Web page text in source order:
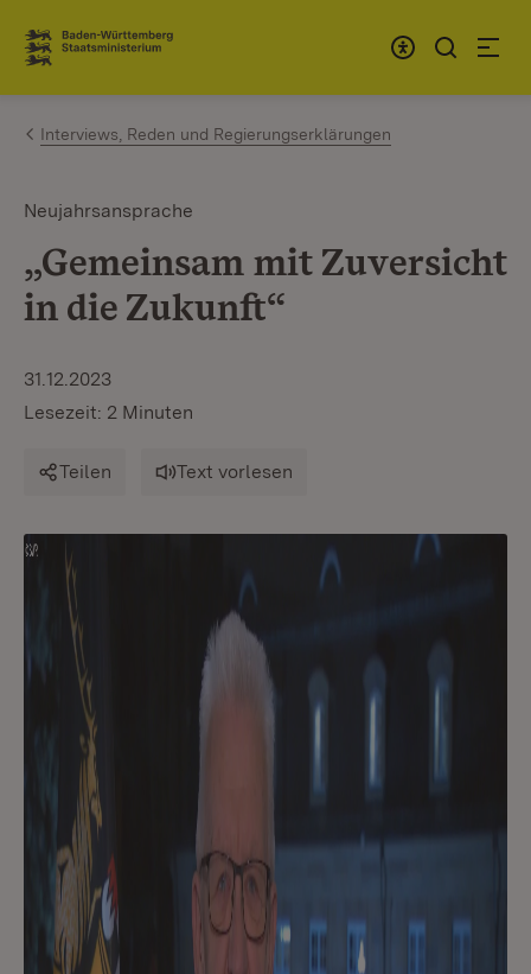
Zum Inhalt springen
Link zur Startseite
Interviews, Reden und Regierungserklärungen
Neujahrsansprache
„Gemeinsam mit Zuversicht
in die Zukunft“
31.12.2023
Lesezeit: 2 Minuten
Teilen Text vorlesen